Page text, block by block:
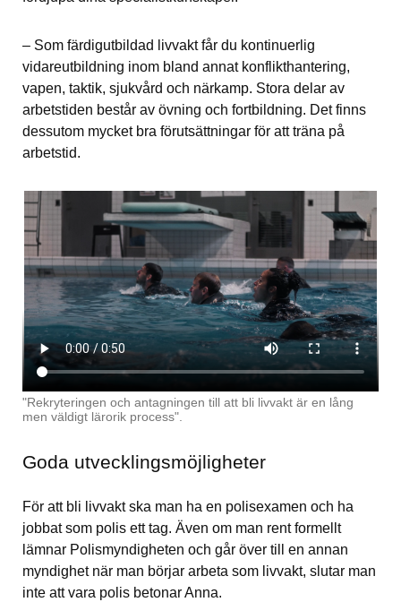
– Som färdigutbildad livvakt får du kontinuerlig
vidareutbildning inom bland annat konflikthantering,
vapen, taktik, sjukvård och närkamp. Stora delar av
arbetstiden består av övning och fortbildning. Det finns
dessutom mycket bra förutsättningar för att träna på
arbetstid.
"Rekryteringen och antagningen till att bli livvakt är en lång
men väldigt lärorik process".
Goda utvecklingsmöjligheter
För att bli livvakt ska man ha en polisexamen och ha
jobbat som polis ett tag. Även om man rent formellt
lämnar Polismyndigheten och går över till en annan
myndighet när man börjar arbeta som livvakt, slutar man
inte att vara polis betonar Anna.